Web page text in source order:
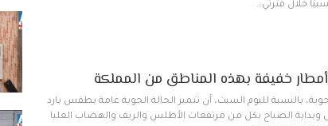
خلال فترتي…
خفيفة بهذه المناطق من المملكة
بالنسبة لليوم السبت، أن تتميز الحالة الجوية عامة بطقس بارد
الصباح بكل من مرتفعات الأطلس والريف والهضاب العليا